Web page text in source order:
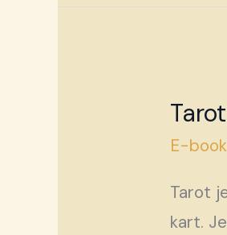
E-
Tarot
kart.
Tarot